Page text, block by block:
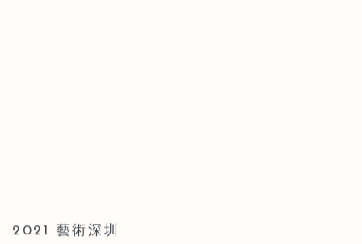
2021 藝術深圳